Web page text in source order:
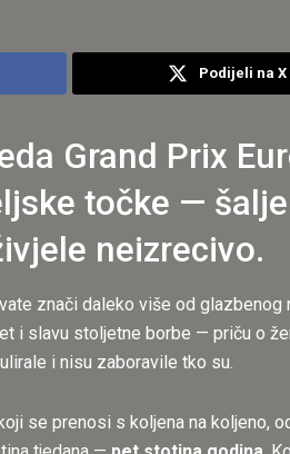
Podijeli na
Grand Prix
točke —
neizrecivo.
znači daleko više od glazbenog
i slavu stoljetne borbe — priču o
i nisu zaboravile tko su.
se prenosi s koljena na koljeno,